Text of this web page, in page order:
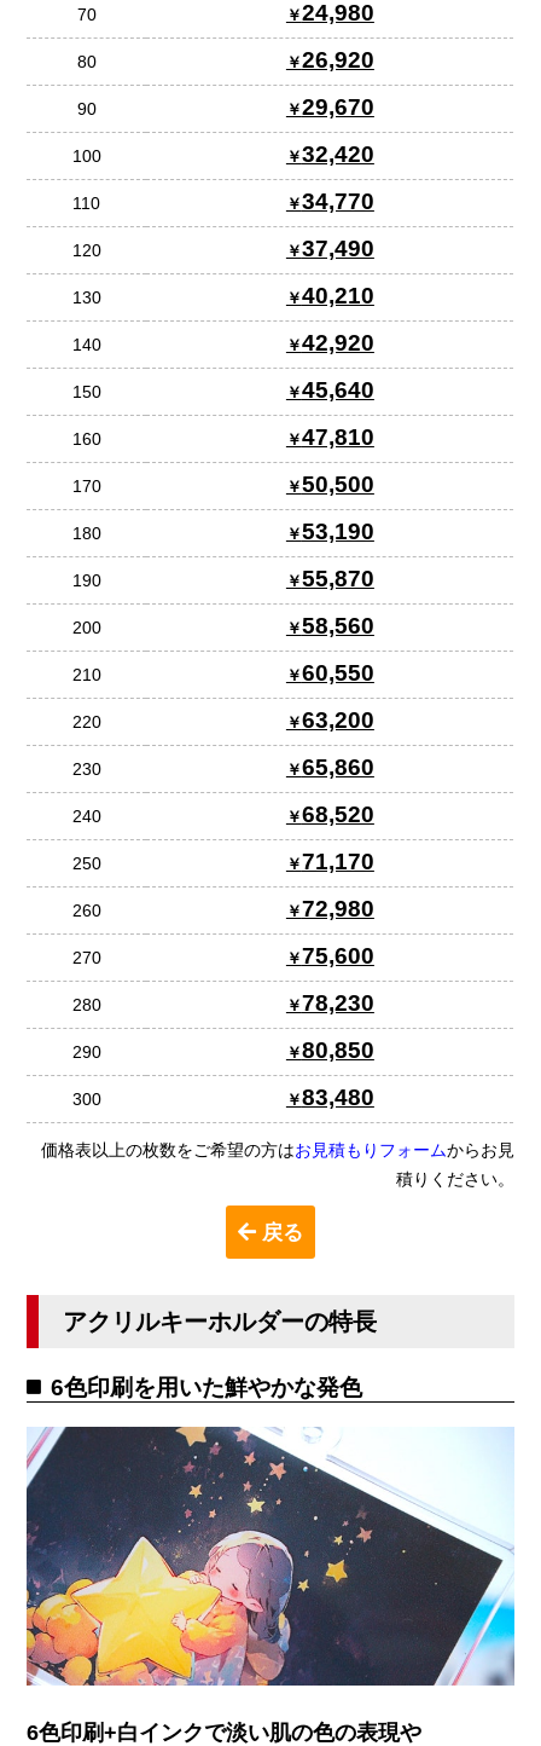
70 24,980
80 26,920
90 29,670
100 32,420
110 34,770
120 37,490
130 40,210
140 42,920
150 45,640
160 47,810
170 50,500
180 53,190
190 55,870
200 58,560
210 60,550
220 63,200
230 65,860
240 68,520
250 71,170
260 72,980
270 75,600
280 78,230
290 80,850
300 83,480
価格表以上の枚数をご希望の方はお見積もりフォームからお見
積りください。
戻る
アクリルキーホルダーの特長
6色印刷を用いた鮮やかな発色
6色印刷+白インクで淡い肌の色の表現や